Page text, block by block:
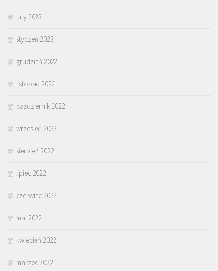
luty 2023
styczeń 2023
grudzień 2022
listopad 2022
październik 2022
wrzesień 2022
sierpień 2022
lipiec 2022
czerwiec 2022
maj 2022
kwiecień 2022
marzec 2022